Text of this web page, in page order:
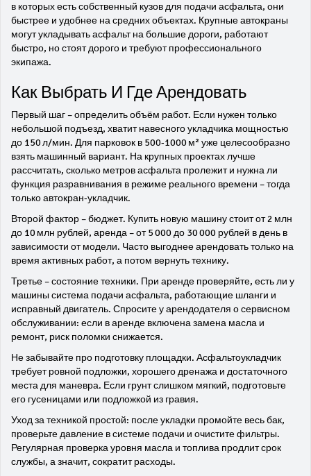
в которых есть собственный кузов для подачи асфальта, они
быстрее и удобнее на средних объектах. Крупные автокраны
могут укладывать асфальт на большие дороги, работают
быстро, но стоят дорого и требуют профессионального
экипажа.
Как Выбрать И Где Арендовать
Первый шаг – определить объём работ. Если нужен только
небольшой подъезд, хватит навесного укладчика мощностью
до 150 л/мин. Для парковок в 500‑1000 м² уже целесообразно
взять машинный вариант. На крупных проектах лучше
рассчитать, сколько метров асфальта пролежит и нужна ли
функция разравнивания в режиме реального времени – тогда
только автокран‑укладчик.
Второй фактор – бюджет. Купить новую машину стоит от 2 млн
до 10 млн рублей, аренда – от 5 000 до 30 000 рублей в день в
зависимости от модели. Часто выгоднее арендовать только на
время активных работ, а потом вернуть технику.
Третье – состояние техники. При аренде проверяйте, есть ли у
машины система подачи асфальта, работающие шланги и
исправный двигатель. Спросите у арендодателя о сервисном
обслуживании: если в аренде включена замена масла и
ремонт, риск поломки снижается.
Не забывайте про подготовку площадки. Асфальтоукладчик
требует ровной подложки, хорошего дренажа и достаточного
места для маневра. Если грунт слишком мягкий, подготовьте
его гусеницами или подложкой из гравия.
Уход за техникой простой: после укладки промойте весь бак,
проверьте давление в системе подачи и очистите фильтры.
Регулярная проверка уровня масла и топлива продлит срок
службы, а значит, сократит расходы.